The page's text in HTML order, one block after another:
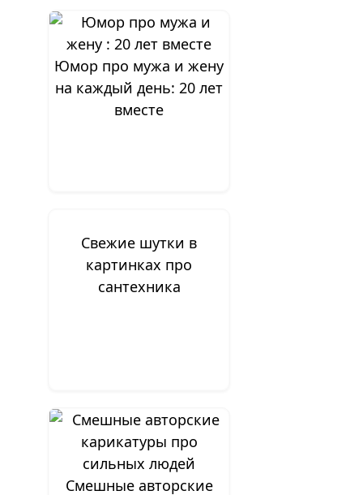
Юмор про мужа и жену
на каждый день: 20 лет
вместе
Свежие шутки в
картинках про
сантехника
Смешные авторские